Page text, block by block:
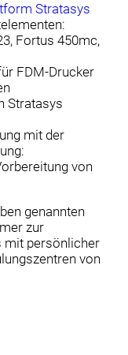
Stratasys
Fortus 450mc,
FDM-Drucker
Stratasys
mit der
von
genannten
zur
mit persönlicher
von